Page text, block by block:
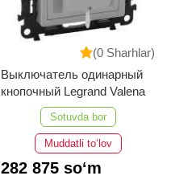
(0 Sharhlar)
Выключатель одинарный
кнопочный Legrand Valena
Sotuvda bor
Muddatli to‘lov
282 875 so‘m